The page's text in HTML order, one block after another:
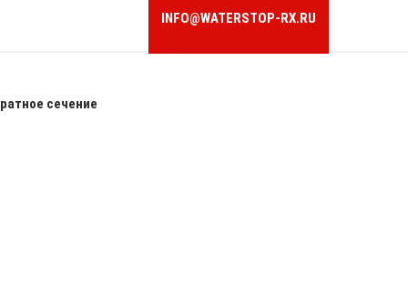
INFO@WATERSTOP-RX.RU
сечение